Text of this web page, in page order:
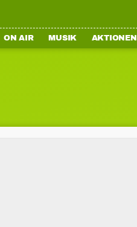
ON AIR MUSIK AKTIONEN